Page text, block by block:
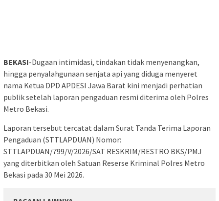
BEKASI-Dugaan intimidasi, tindakan tidak menyenangkan,
hingga penyalahgunaan senjata api yang diduga menyeret
nama Ketua DPD APDESI Jawa Barat kini menjadi perhatian
publik setelah laporan pengaduan resmi diterima oleh Polres
Metro Bekasi.
Laporan tersebut tercatat dalam Surat Tanda Terima Laporan
Pengaduan (STTLAPDUAN) Nomor:
STTLAPDUAN/799/V/2026/SAT RESKRIM/RESTRO BKS/PMJ
yang diterbitkan oleh Satuan Reserse Kriminal Polres Metro
Bekasi pada 30 Mei 2026.